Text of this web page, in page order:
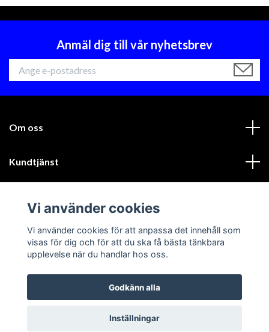
Anmäl dig till vår nyhetsbrev
Om oss
Kundtjänst
Sociala medier
© 2026 GIK Racing AB
Vi använder cookies
Vi använder cookies för att anpassa det innehåll som
visas för dig och för att du ska få bästa tänkbara
upplevelse när du handlar hos oss.
Godkänn alla
Inställningar